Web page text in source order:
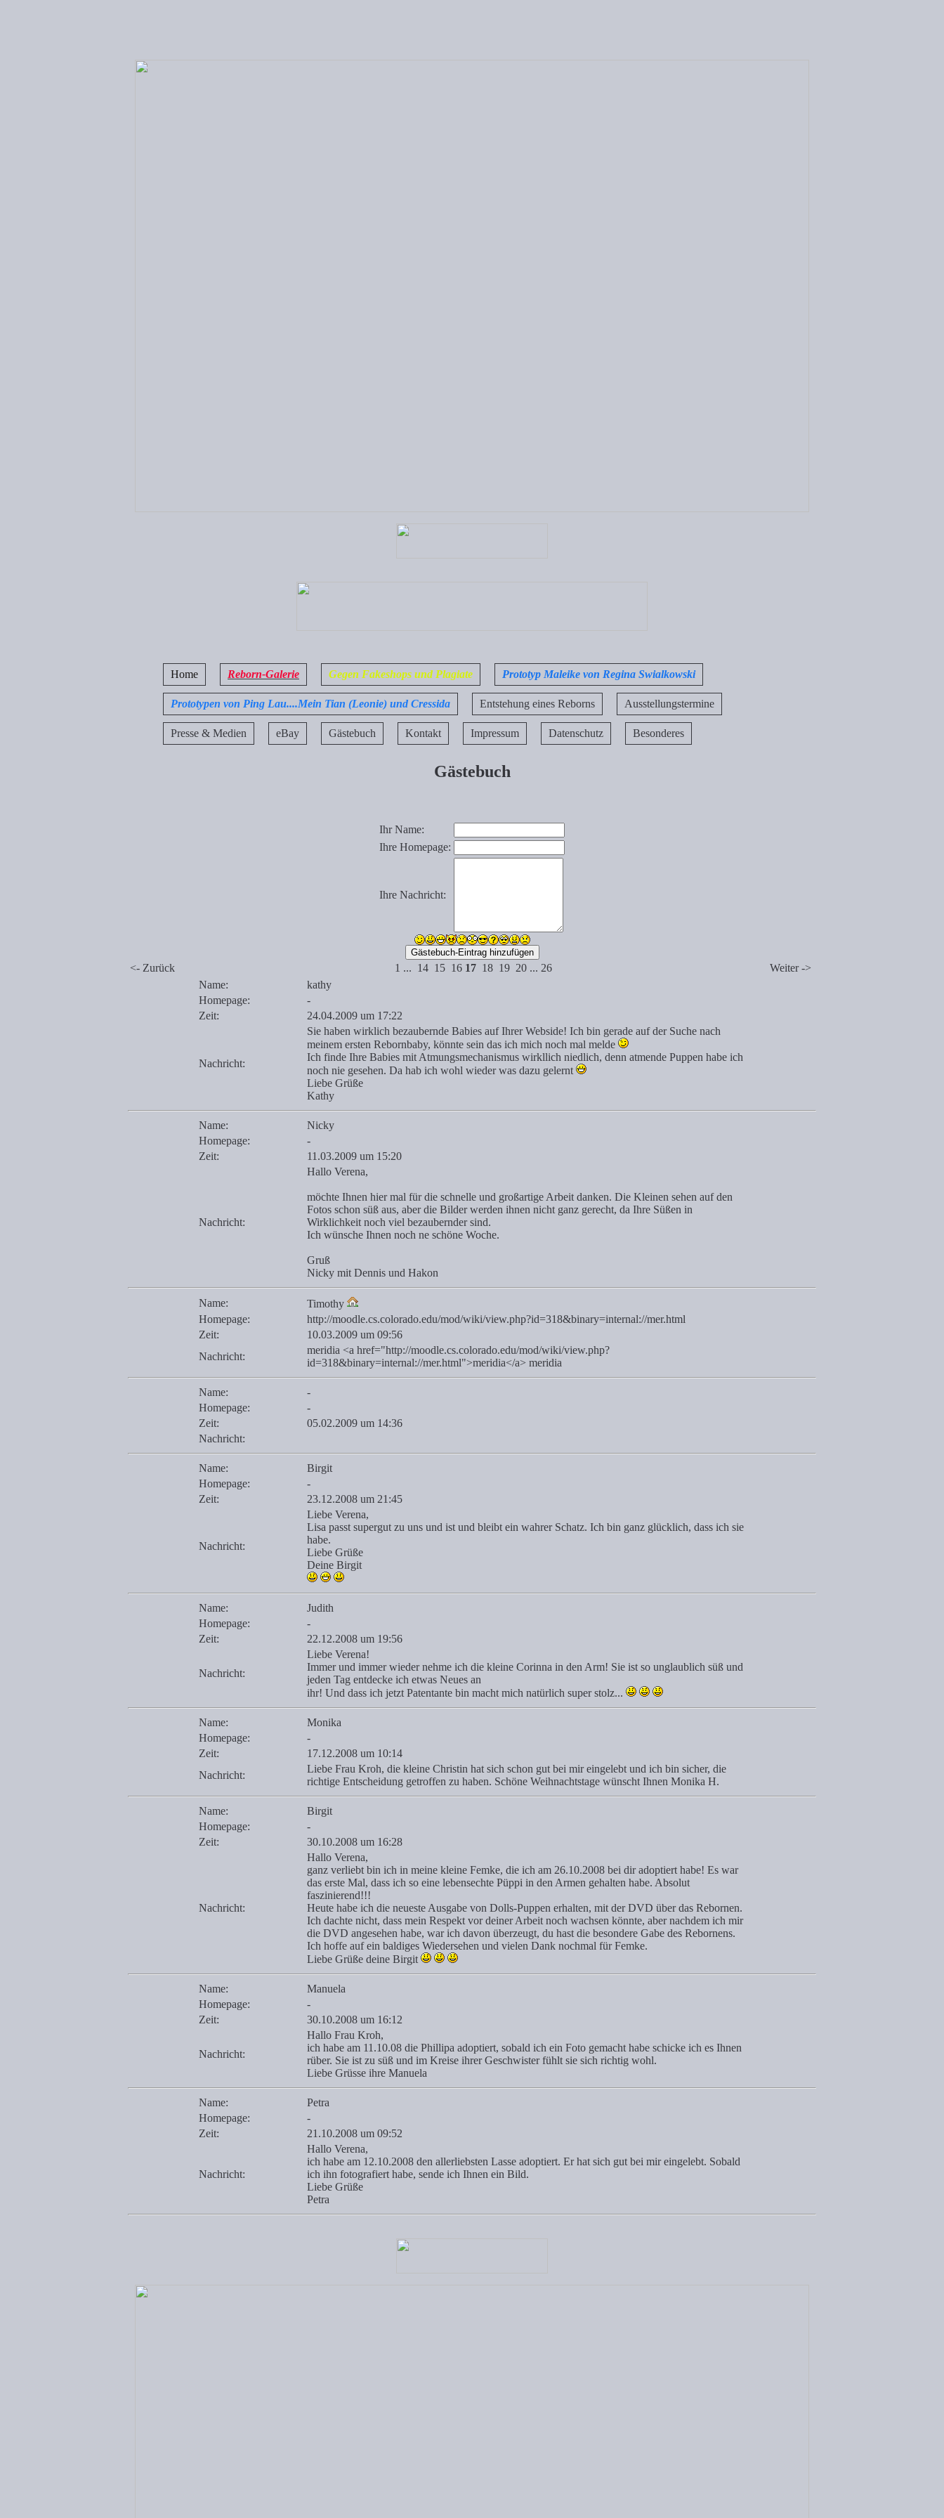
Home Reborn-Galerie Gegen Fakeshops und Plagiate Prototyp Maleike von Regina Swialkowski
Prototypen von Ping Lau....Mein Tian (Leonie) und Cressida Entstehung eines Reborns Ausstellungstermine
Presse & Medien eBay Gästebuch Kontakt Impressum Datenschutz Besonderes
Gästebuch
Ihr Name:
Ihre Homepage:
Ihre Nachricht:
<- Zurück 1 ... 14 15 16 17 18 19 20 ... 26
Weiter ->
Name:
kathy
Homepage:
-
Zeit:
24.04.2009 um 17:22
Nachricht:
Sie haben wirklich bezaubernde Babies auf Ihrer Webside! Ich bin gerade auf der Suche nach
meinem ersten Rebornbaby, könnte sein das ich mich noch mal melde
Ich finde Ihre Babies mit Atmungsmechanismus wirkllich niedlich, denn atmende Puppen habe ich
noch nie gesehen. Da hab ich wohl wieder was dazu gelernt
Liebe Grüße
Kathy
Name:
Nicky
Homepage:
-
Zeit:
11.03.2009 um 15:20
Nachricht:
Hallo Verena,
möchte Ihnen hier mal für die schnelle und großartige Arbeit danken. Die Kleinen sehen auf den
Fotos schon süß aus, aber die Bilder werden ihnen nicht ganz gerecht, da Ihre Süßen in
Wirklichkeit noch viel bezaubernder sind.
Ich wünsche Ihnen noch ne schöne Woche.
Gruß
Nicky mit Dennis und Hakon
Name:
Timothy
Homepage:
http://moodle.cs.colorado.edu/mod/wiki/view.php?id=318&binary=internal://mer.html
Zeit:
10.03.2009 um 09:56
Nachricht:
meridia <a href="http://moodle.cs.colorado.edu/mod/wiki/view.php?
id=318&binary=internal://mer.html">meridia</a> meridia
Name:
-
Homepage:
-
Zeit:
05.02.2009 um 14:36
Nachricht:
Name:
Birgit
Homepage:
-
Zeit:
23.12.2008 um 21:45
Nachricht:
Liebe Verena,
Lisa passt supergut zu uns und ist und bleibt ein wahrer Schatz. Ich bin ganz glücklich, dass ich sie
habe.
Liebe Grüße
Deine Birgit
Name:
Judith
Homepage:
-
Zeit:
22.12.2008 um 19:56
Nachricht:
Liebe Verena!
Immer und immer wieder nehme ich die kleine Corinna in den Arm! Sie ist so unglaublich süß und
jeden Tag entdecke ich etwas Neues an
ihr! Und dass ich jetzt Patentante bin macht mich natürlich super stolz...
Name:
Monika
Homepage:
-
Zeit:
17.12.2008 um 10:14
Nachricht:
Liebe Frau Kroh, die kleine Christin hat sich schon gut bei mir eingelebt und ich bin sicher, die
richtige Entscheidung getroffen zu haben. Schöne Weihnachtstage wünscht Ihnen Monika H.
Name:
Birgit
Homepage:
-
Zeit:
30.10.2008 um 16:28
Nachricht:
Hallo Verena,
ganz verliebt bin ich in meine kleine Femke, die ich am 26.10.2008 bei dir adoptiert habe! Es war
das erste Mal, dass ich so eine lebensechte Püppi in den Armen gehalten habe. Absolut
faszinierend!!!
Heute habe ich die neueste Ausgabe von Dolls-Puppen erhalten, mit der DVD über das Rebornen.
Ich dachte nicht, dass mein Respekt vor deiner Arbeit noch wachsen könnte, aber nachdem ich mir
die DVD angesehen habe, war ich davon überzeugt, du hast die besondere Gabe des Rebornens.
Ich hoffe auf ein baldiges Wiedersehen und vielen Dank nochmal für Femke.
Liebe Grüße deine Birgit
Name:
Manuela
Homepage:
-
Zeit:
30.10.2008 um 16:12
Nachricht:
Hallo Frau Kroh,
ich habe am 11.10.08 die Phillipa adoptiert, sobald ich ein Foto gemacht habe schicke ich es Ihnen
rüber. Sie ist zu süß und im Kreise ihrer Geschwister fühlt sie sich richtig wohl.
Liebe Grüsse ihre Manuela
Name:
Petra
Homepage:
-
Zeit:
21.10.2008 um 09:52
Nachricht:
Hallo Verena,
ich habe am 12.10.2008 den allerliebsten Lasse adoptiert. Er hat sich gut bei mir eingelebt. Sobald
ich ihn fotografiert habe, sende ich Ihnen ein Bild.
Liebe Grüße
Petra